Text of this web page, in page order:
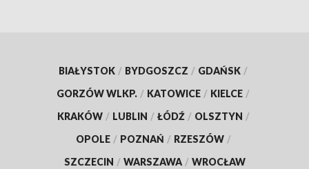
BIAŁYSTOK / BYDGOSZCZ / GDAŃSK /
GORZÓW WLKP. / KATOWICE / KIELCE /
KRAKÓW / LUBLIN / ŁÓDŹ / OLSZTYN /
OPOLE / POZNAŃ / RZESZÓW /
SZCZECIN / WARSZAWA / WROCŁAW